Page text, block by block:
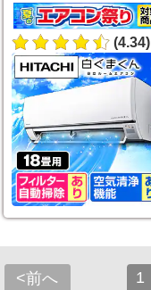
(4.34)
<前へ 1